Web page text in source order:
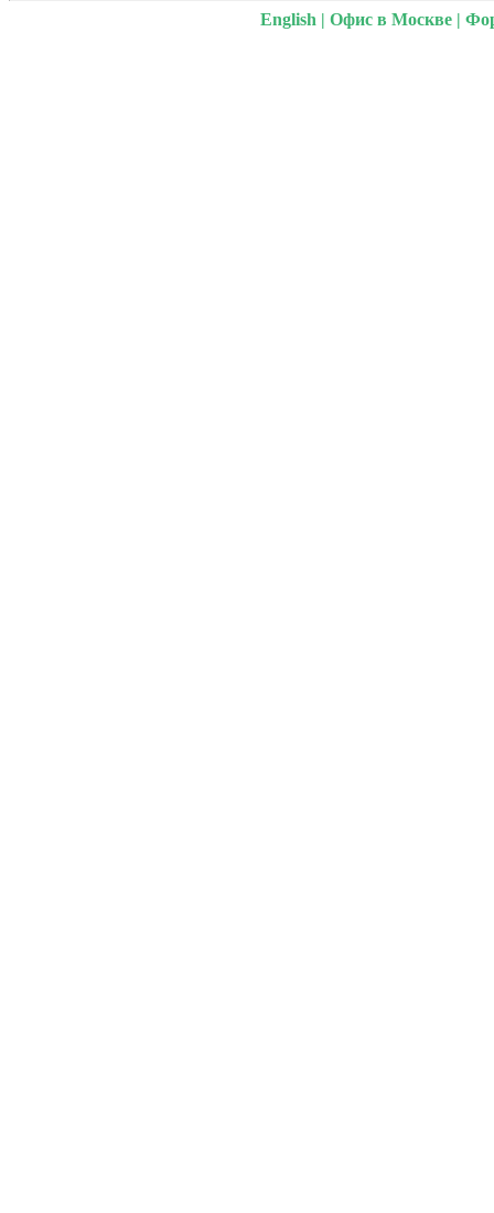
English | Офис в Москве |